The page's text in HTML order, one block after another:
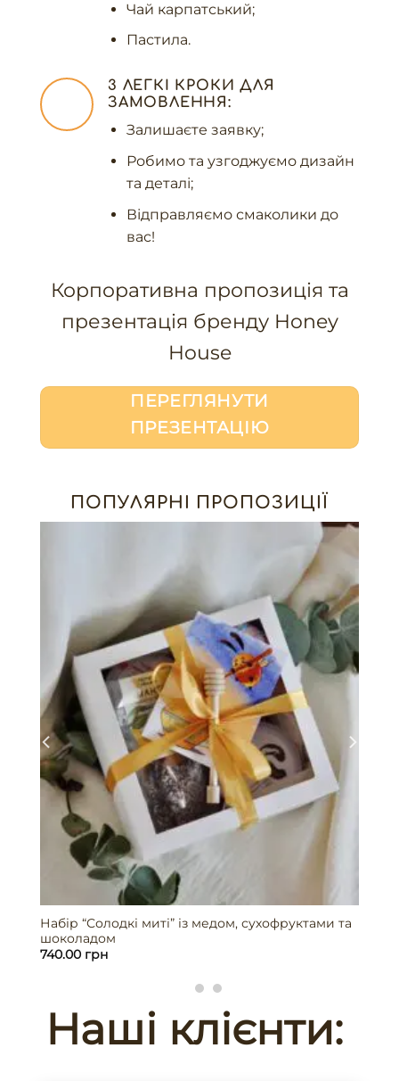
Чай карпатський;
Пастила.
3 ЛЕГКІ КРОКИ ДЛЯ
ЗАМОВЛЕННЯ:
Залишаєте заявку;
Робимо та узгоджуємо дизайн
та деталі;
Відправляємо смаколики до
вас!
Корпоративна пропозиція та
презентація бренду Honey
House
ПЕРЕГЛЯНУТИ
ПРЕЗЕНТАЦІЮ
ПОПУЛЯРНІ ПРОПОЗИЦІЇ
Набір “Солодкі миті” із медом, сухофруктами та
шоколадом
740.00 грн
Наші клієнти: